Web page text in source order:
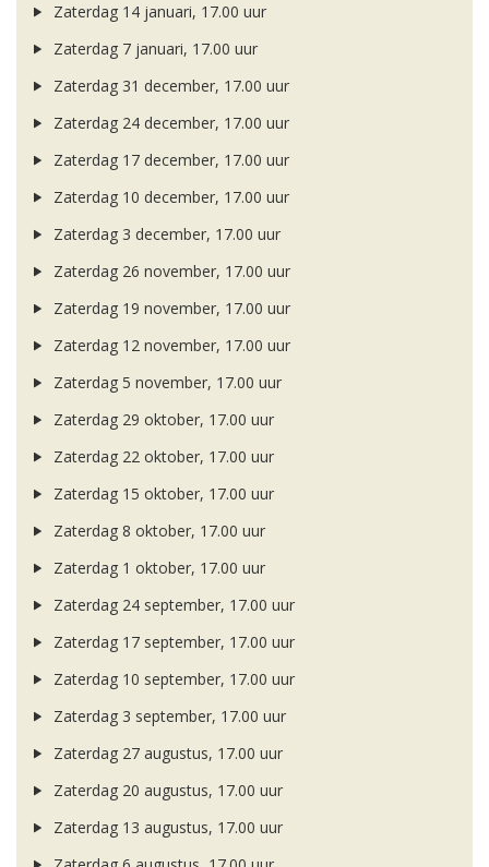
Zaterdag 14 januari, 17.00 uur
Zaterdag 7 januari, 17.00 uur
Zaterdag 31 december, 17.00 uur
Zaterdag 24 december, 17.00 uur
Zaterdag 17 december, 17.00 uur
Zaterdag 10 december, 17.00 uur
Zaterdag 3 december, 17.00 uur
Zaterdag 26 november, 17.00 uur
Zaterdag 19 november, 17.00 uur
Zaterdag 12 november, 17.00 uur
Zaterdag 5 november, 17.00 uur
Zaterdag 29 oktober, 17.00 uur
Zaterdag 22 oktober, 17.00 uur
Zaterdag 15 oktober, 17.00 uur
Zaterdag 8 oktober, 17.00 uur
Zaterdag 1 oktober, 17.00 uur
Zaterdag 24 september, 17.00 uur
Zaterdag 17 september, 17.00 uur
Zaterdag 10 september, 17.00 uur
Zaterdag 3 september, 17.00 uur
Zaterdag 27 augustus, 17.00 uur
Zaterdag 20 augustus, 17.00 uur
Zaterdag 13 augustus, 17.00 uur